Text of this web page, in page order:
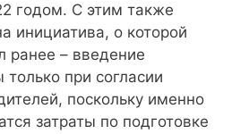
годом. С этим также
инициатива, о которой
ранее – введение
при согласии
поскольку именно
затраты по подготовке